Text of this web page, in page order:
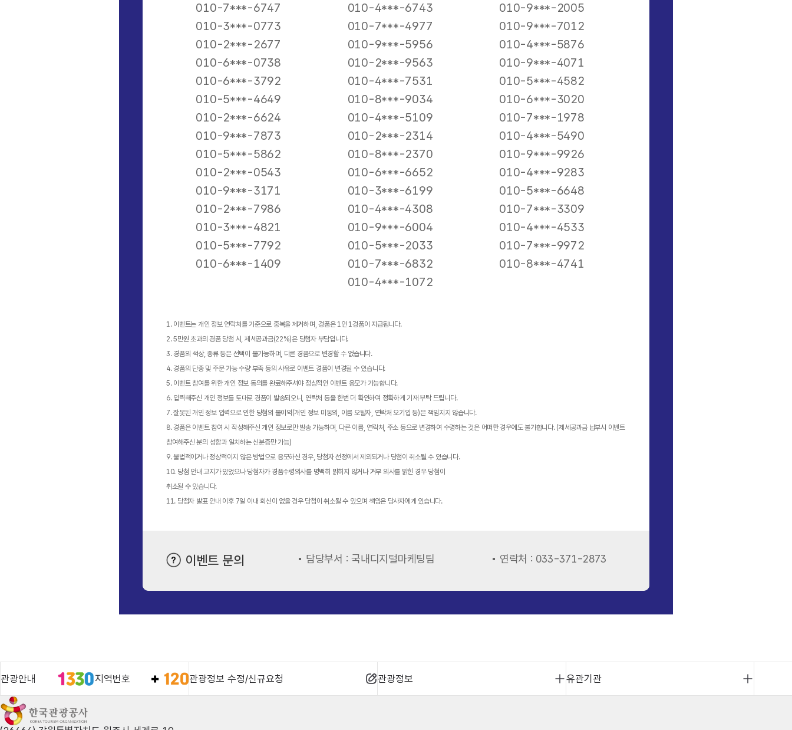
010-7***-6747
010-4***-6743
010-9***-2005
010-3***-0773
010-7***-4977
010-9***-7012
010-2***-2677
010-9***-5956
010-4***-5876
010-6***-0738
010-2***-9563
010-9***-4071
010-6***-3792
010-4***-7531
010-5***-4582
010-5***-4649
010-8***-9034
010-6***-3020
010-2***-6624
010-4***-5109
010-7***-1978
010-9***-7873
010-2***-2314
010-4***-5490
010-5***-5862
010-8***-2370
010-9***-9926
010-2***-0543
010-6***-6652
010-4***-9283
010-9***-3171
010-3***-6199
010-5***-6648
010-2***-7986
010-4***-4308
010-7***-3309
010-3***-4821
010-9***-6004
010-4***-4533
010-5***-7792
010-5***-2033
010-7***-9972
010-6***-1409
010-7***-6832
010-8***-4741
010-4***-1072
1. 이벤트는 개인 정보 연락처를 기준으로 중복을 제거하며, 경품은 1인 1경품이 지급됩니다.
2. 5만원 초과의 경품 당첨 시, 제세공과금(22%)은 당첨자 부담입니다.
3. 경품의 색상, 종류 등은 선택이 불가능하며, 다른 경품으로 변경할 수 없습니다.
4. 경품의 단종 및 주문 가능 수량 부족 등의 사유로 이벤트 경품이 변경될 수 있습니다.
5. 이벤트 참여를 위한 개인 정보 동의를 완료해주셔야 정상적인 이벤트 응모가 가능합니다.
6. 입력해주신 개인 정보를 토대로 경품이 발송되오니, 연락처 등을 한번 더 확인하여 정확하게 기재 부탁 드립니다.
7. 잘못된 개인 정보 입력으로 인한 당첨의 불이익(개인 정보 미동의, 이름 오탈자, 연락처 오기입 등)은 책임지지 않습니다.
8. 경품은 이벤트 참여 시 작성해주신 개인 정보로만 발송 가능하며, 다른 이름, 연락처, 주소 등으로 변경하여 수령하는 것은 어떠한 경우에도 불가합니다. (제세공과금 납부시 이벤트
참여해주신 분의 성함과 일치하는 신분증만 가능)
9. 불법적이거나 정상적이지 않은 방법으로 응모하신 경우, 당첨자 선정에서 제외되거나 당첨이 취소될 수 있습니다.
10. 당첨 안내 고지가 있었으나 당첨자가 경품수령의사를 명백히 밝히지 않거나 거부 의사를 밝힌 경우 당첨이
취소될 수 있습니다.
11. 당첨자 발표 안내 이후 7일 이내 회신이 없을 경우 당첨이 취소될 수 있으며 책임은 당사자에게 있습니다.
이벤트 문의 담당부서 : 국내디지털마케팅팀 연락처 : 033-371-2873
관광안내 지역번호 관광정보 수정/신규요청 관광정보 유관기관